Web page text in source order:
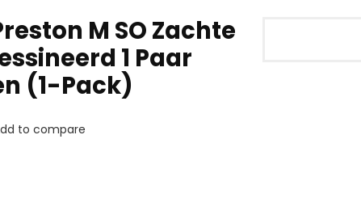
M SO Zachte
1 Paar
(1-Pack)
to compare